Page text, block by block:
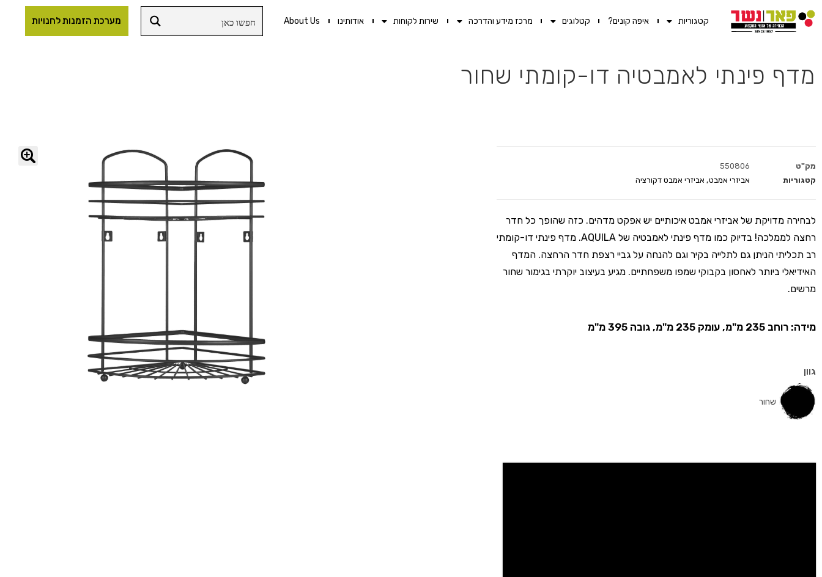
קטגוריות איפה קונים? קטלוגים מרכז מידע והדרכה שירות לקוחות אודותינו About Us מערכת הזמנות לחנויות
מדף פינתי לאמבטיה דו-קומתי שחור
מק"ט
550806
קטגוריות
אביזרי אמבט, אביזרי אמבט דקורציה
לבחירה מדויקת של אביזרי אמבט איכותיים יש אפקט מדהים. כזה שהופך כל חדר
רחצה לממלכה! בדיוק כמו מדף פינתי לאמבטיה של AQUILA. מדף פינתי דו-קומתי
רב תכליתי הניתן גם לתלייה בקיר וגם להנחה על גביי רצפת חדר הרחצה. המדף
האידיאלי ביותר לאחסון בקבוקי שמפו משפחתיים. מגיע בעיצוב יוקרתי בגימור שחור
מרשים.
מידה: רוחב 235 מ"מ, עומק 235 מ"מ, גובה 395 מ"מ
גוון
שחור